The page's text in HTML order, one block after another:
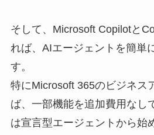
そして、Microsoft Copilotと
れば、AIエージェントを簡単
す。
特にMicrosoft 365のビジネス
ば、一部機能を追加費用なし
は宣言型エージェントから始